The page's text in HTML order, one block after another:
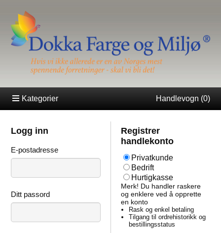
Handlevogn (0)
Kategorier
Logg inn
E-postadresse
Ditt passord
Registrer
handlekonto
Privatkunde
Bedrift
Hurtigkasse
Merk! Du handler raskere
og enklere ved å opprette
en konto
Rask og enkel betaling
Tilgang til ordrehistorikk og
bestillingsstatus